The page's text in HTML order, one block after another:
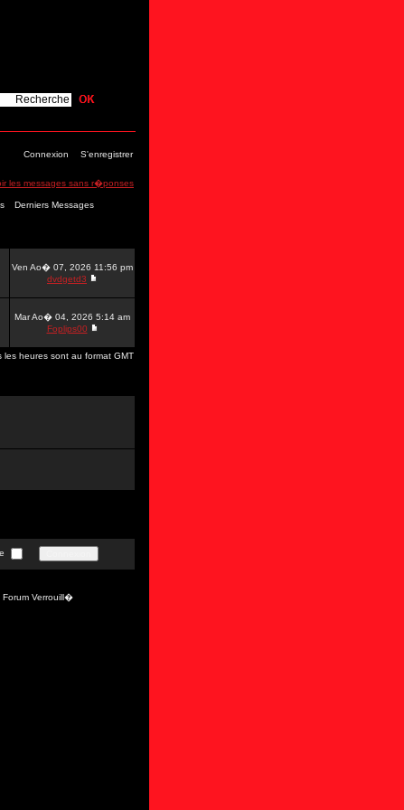
Connexion
S'enregistrer
les messages sans r�ponses
Derniers Messages
Ven Ao� 07, 2026 11:56 pm
dvdgetd3
Mar Ao� 04, 2026 5:14 am
Foplips00
les heures sont au format GMT
Forum Verrouill�